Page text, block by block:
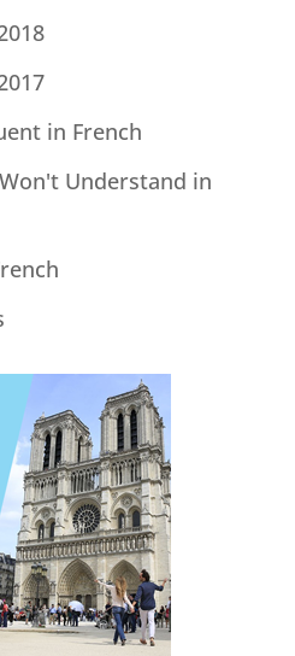
in French
Understand in